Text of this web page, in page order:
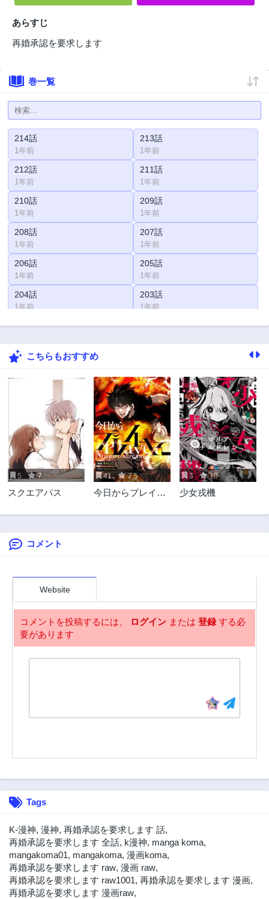
あらすじ
再婚承認を要求します
巻一覧
214話
1年前
213話
1年前
212話
1年前
211話
1年前
210話
1年前
209話
1年前
208話
1年前
207話
1年前
206話
1年前
205話
1年前
204話
1年前
203話
1年前
202話 201話
200話
197話
1年前
1年前
195話
1年前
194話
1年前
193話
2年前
192話
2年前
191話
2年前
190話 189話
188話
186話
2年前 2年前
182話
172話
2年前
170話
2年前
169話
2年前
168話
2年前
167話
3年前
166話
こちらもおすすめ
5 7
スクエアパス
41 7.5
今日からプレイヤ
3 10
少女戎機
コメント
Website
コメントを投稿するには、 ログイン または 登録する必
要があります
Tags
K-漫神, 漫神, 再婚承認を要求します 話,
再婚承認を要求します 全話, k漫神, manga koma,
mangakoma01, mangakoma, 漫画koma,
再婚承認を要求します raw, 漫画 raw,
再婚承認を要求します raw1001, 再婚承認を要求します 漫画,
再婚承認を要求します 漫画raw,